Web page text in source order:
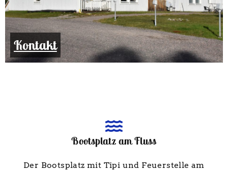
Kontakt
Bootsplatz am Fluss
Der Bootsplatz mit Tipi und Feuerstelle am